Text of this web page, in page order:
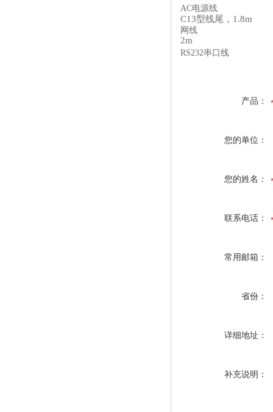
AC电源线
C13型线尾，1.8m
网线
2m
RS232串口线
产品：
您的单位：
您的姓名：
联系电话：
常用邮箱：
省份：
详细地址：
补充说明：